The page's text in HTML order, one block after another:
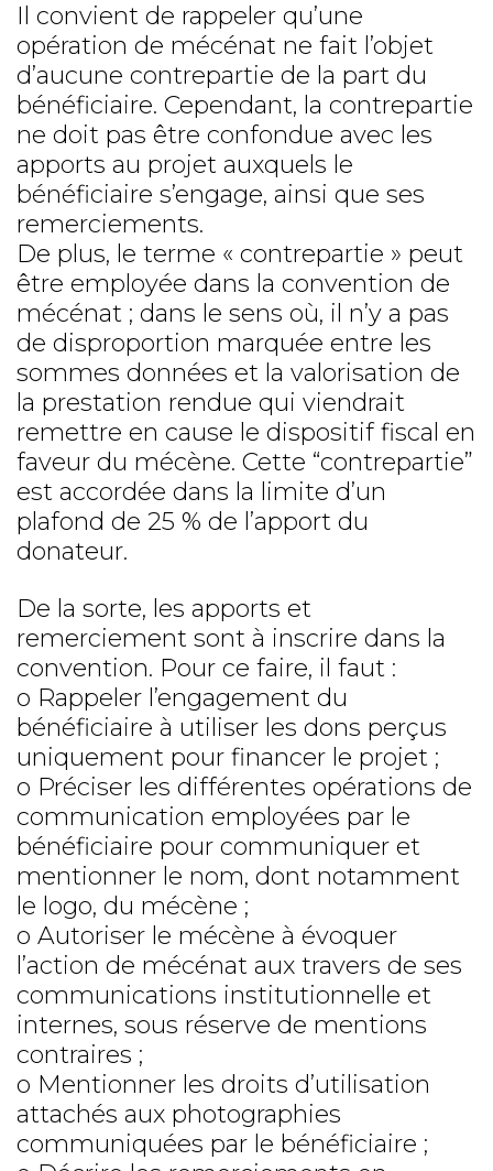
Il convient de rappeler qu’une
opération de mécénat ne fait l’objet
d’aucune contrepartie de la part du
bénéficiaire. Cependant, la contrepartie
ne doit pas être confondue avec les
apports au projet auxquels le
bénéficiaire s’engage, ainsi que ses
remerciements.
De plus, le terme « contrepartie » peut
être employée dans la convention de
mécénat ; dans le sens où, il n’y a pas
de disproportion marquée entre les
sommes données et la valorisation de
la prestation rendue qui viendrait
remettre en cause le dispositif fiscal en
faveur du mécène. Cette “contrepartie”
est accordée dans la limite d’un
plafond de 25 % de l’apport du
donateur.
De la sorte, les apports et
remerciement sont à inscrire dans la
convention. Pour ce faire, il faut :
o Rappeler l’engagement du
bénéficiaire à utiliser les dons perçus
uniquement pour financer le projet ;
o Préciser les différentes opérations de
communication employées par le
bénéficiaire pour communiquer et
mentionner le nom, dont notamment
le logo, du mécène ;
o Autoriser le mécène à évoquer
l’action de mécénat aux travers de ses
communications institutionnelle et
internes, sous réserve de mentions
contraires ;
o Mentionner les droits d’utilisation
attachés aux photographies
communiquées par le bénéficiaire ;